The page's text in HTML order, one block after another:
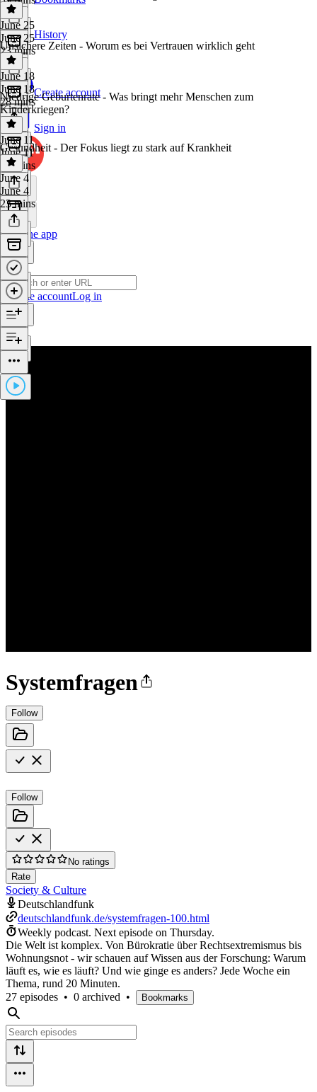
History
Create account
Sign in
Get the app
Create accountLog in
Systemfragen
Follow
Follow
No ratings
Rate
Society & Culture
Deutschlandfunk
deutschlandfunk.de/systemfragen-100.html
Weekly podcast. Next episode on Thursday.
Die Welt ist komplex. Von Bürokratie über Rechtsextremismus bis
Wohnungsnot - wir schauen auf Wissen aus der Forschung: Warum
läuft es, wie es läuft? Und wie ginge es anders? Jede Woche ein
Thema, rund 20 Minuten.
27 episodes • 0 archived • Bookmarks
June 25
June 25
23 mins
Unsichere Zeiten - Worum es bei Vertrauen wirklich geht
June 18
June 18
28 mins
Niedrige Geburtenrate - Was bringt mehr Menschen zum
Kinderkriegen?
June 11
June 11
23 mins
Gesundheit - Der Fokus liegt zu stark auf Krankheit
June 4
June 4
23 mins